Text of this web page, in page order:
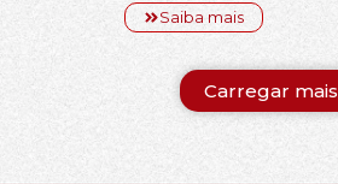
Saiba mais
Carregar mais